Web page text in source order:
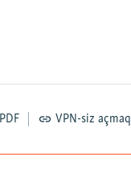
PDF VPN-siz açmaq